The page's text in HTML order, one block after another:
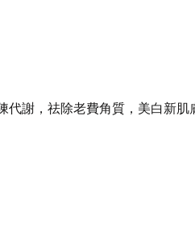
謝，祛除老費角質，美白新肌